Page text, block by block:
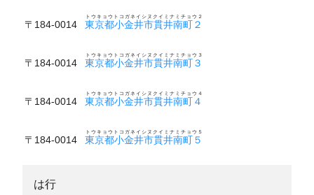
〒184-0014 東京都小金井市貫井南町２
トウキョウトコガネイシヌクイミナミチョウ２
〒184-0014 東京都小金井市貫井南町３
トウキョウトコガネイシヌクイミナミチョウ３
〒184-0014 東京都小金井市貫井南町４
トウキョウトコガネイシヌクイミナミチョウ４
〒184-0014 東京都小金井市貫井南町５
トウキョウトコガネイシヌクイミナミチョウ５
は行